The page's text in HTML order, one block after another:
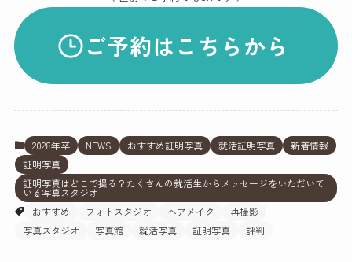
ご予約はこちらから
2028年卒 NEWS おすすめ証明写真 就活証明写真
新着情報
証明写真
証明写真はどこで撮る？たくさんの就活生からメッセージをいただいて
いる写真スタジオ
おすすめ
フォトスタジオ ヘアメイク
再撮影
写真スタジオ
写真館 就活写真 証明写真 評判